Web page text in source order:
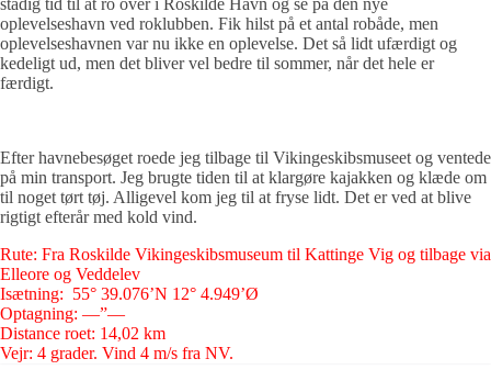
stadig tid til at ro over i Roskilde Havn og se på den nye
oplevelseshavn ved roklubben. Fik hilst på et antal robåde, men
oplevelseshavnen var nu ikke en oplevelse. Det så lidt ufærdigt og
kedeligt ud, men det bliver vel bedre til sommer, når det hele er
færdigt.
Efter havnebesøget roede jeg tilbage til Vikingeskibsmuseet og ventede
på min transport. Jeg brugte tiden til at klargøre kajakken og klæde om
til noget tørt tøj. Alligevel kom jeg til at fryse lidt. Det er ved at blive
rigtigt efterår med kold vind.
Rute: Fra Roskilde Vikingeskibsmuseum til Kattinge Vig og tilbage via
Elleore og Veddelev
Isætning: 55° 39.076’N 12° 4.949’Ø
Optagning: —”—
Distance roet: 14,02 km
Vejr: 4 grader. Vind 4 m/s fra NV.